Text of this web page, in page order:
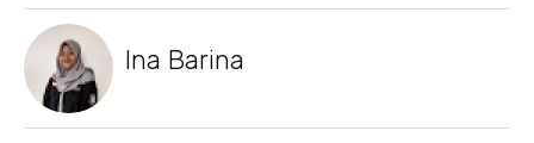
Ina Barina